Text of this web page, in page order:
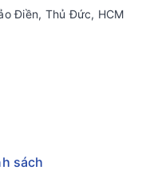
Điền, Thủ Đức, HCM
sách